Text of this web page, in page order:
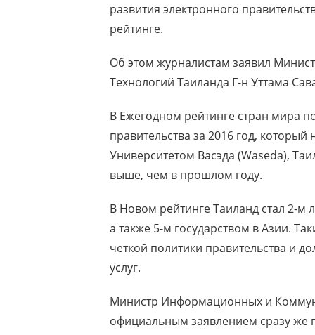
развития электронного
рейтинге.
Об этом журналистам заявил
Технологий Таиланда Г-н Уттама
В Ежегодном рейтинге стран мира
правительства за 2016 год,
Университетом Васэда (Waseda),
выше, чем в прошлом году.
В Новом рейтинге Таиланд стал 2-м
а также 5-м государством в Азии.
четкой политики правительства и
услуг.
Министр Информационных и
официальным заявлением сразу